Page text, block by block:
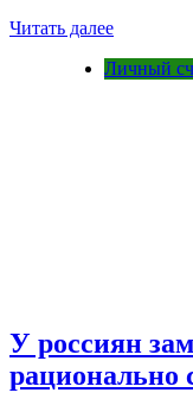
Читать далее
Личный
У россиян
рационально